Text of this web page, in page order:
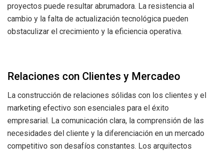
proyectos puede resultar abrumadora. La resistencia al
cambio y la falta de actualización tecnológica pueden
obstaculizar el crecimiento y la eficiencia operativa.
Relaciones con Clientes y Mercadeo
La construcción de relaciones sólidas con los clientes y el
marketing efectivo son esenciales para el éxito
empresarial. La comunicación clara, la comprensión de las
necesidades del cliente y la diferenciación en un mercado
competitivo son desafíos constantes. Los arquitectos